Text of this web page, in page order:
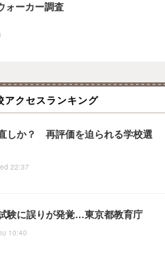
ォーカー調査
アクセスランキング
しか？ 再評価を迫られる学校選
22:37
験に誤りが発覚…東京都教育庁
10:40